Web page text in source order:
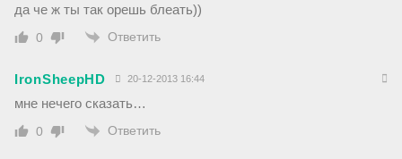
да че ж ты так орешь блеать))
0 Ответить
IronSheepHD 20-12-2013 16:44
мне нечего сказать…
0 Ответить